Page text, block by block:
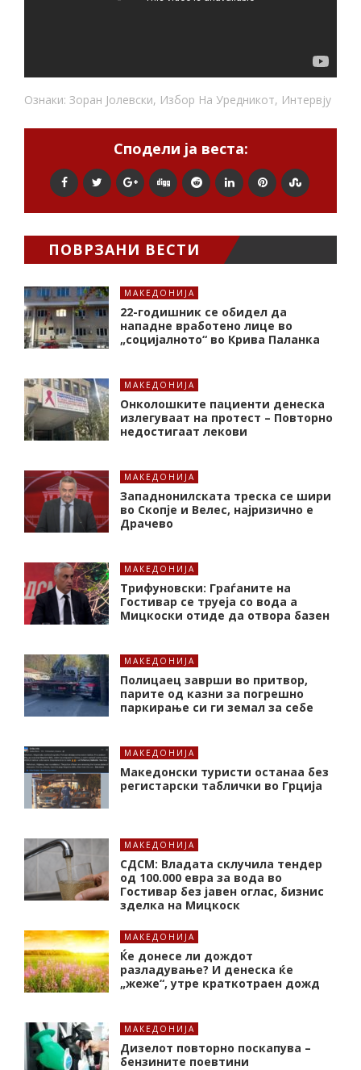
Ознаки: Зоран Јолевски, Избор На Уредникот, Интервју
Сподели ја веста:
ПОВРЗАНИ ВЕСТИ
МАКЕДОНИЈА
22-годишник се обидел да
нападне вработено лице во
„социјалното“ во Крива Паланка
МАКЕДОНИЈА
Онколошките пациенти денеска
излегуваат на протест – Повторно
недостигаат лекови
МАКЕДОНИЈА
Западнонилската треска се шири
во Скопје и Велес, најризично е
Драчево
МАКЕДОНИЈА
Трифуновски: Граѓаните на
Гостивар се труеја со вода а
Мицкоски отиде да отвора базен
МАКЕДОНИЈА
Полицаец заврши во притвор,
парите од казни за погрешно
паркирање си ги земал за себе
МАКЕДОНИЈА
Македонски туристи останаа без
регистарски таблички во Грција
МАКЕДОНИЈА
СДСМ: Владата склучила тендер
од 100.000 евра за вода во
Гостивар без јавен оглас, бизнис
зделка на Мицкоск
МАКЕДОНИЈА
Ќе донесе ли дождот
разладување? И денеска ќе
„жеже“, утре краткотраен дожд
МАКЕДОНИЈА
Дизелот повторно поскапува –
бензините поевтини